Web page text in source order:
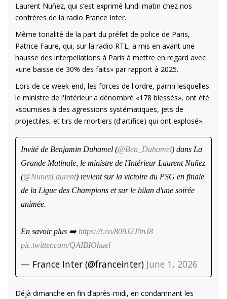
Laurent Nuñez, qui s’est exprimé lundi matin chez nos
confrères de la radio France Inter.
Même tonalité de la part du préfet de police de Paris,
Patrice Faure, qui, sur la radio RTL, a mis en avant une
hausse des interpellations à Paris à mettre en regard avec
«une baisse de 30% des faits» par rapport à 2025.
Lors de ce week-end, les forces de l'ordre, parmi lesquelles
le ministre de l'Intérieur a dénombré «178 blessés», ont été
«soumises à des agressions systématiques, jets de
projectiles, et tirs de mortiers (d'artifice) qui ont explosé».
Invité de Benjamin Duhamel (@Ben_Duhamel) dans La
Grande Matinale, le ministre de l'Intérieur Laurent Nuñez
(@NunezLaurent) revient sur la victoire du PSG en finale
de la Ligue des Champions et sur le bilan d'une soirée
animée.
En savoir plus ➡️ https://t.co/809J2J0nJ8
pic.twitter.com/QAIBIOhuel
— France Inter (@franceinter) June 1, 2026
Déjà dimanche en fin d’après-midi, en condamnant les